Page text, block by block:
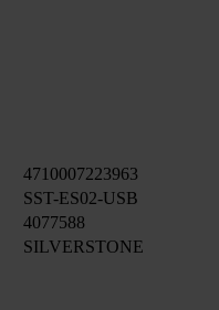
4710007223963
SST-ES02-USB
4077588
SILVERSTONE